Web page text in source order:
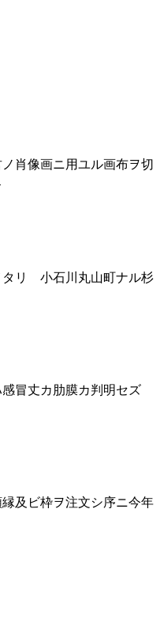
肖像画ニ用ユル画布ヲ切
リ 小石川丸山町ナル杉
冒丈カ肋膜カ判明セズ
及ビ枠ヲ注文シ序ニ今年